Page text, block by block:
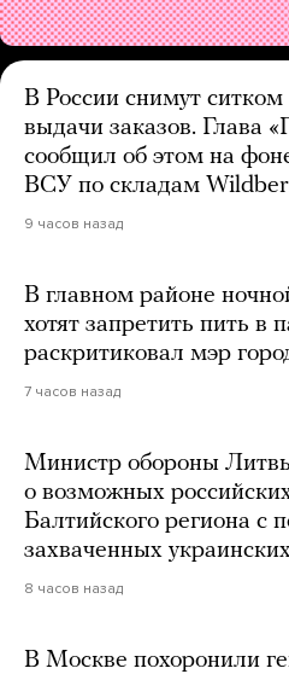
В России снимут
выдачи заказов. Глава
сообщил об этом на
ВСУ по складам
9 часов назад
В главном районе
хотят запретить пить в
раскритиковал мэр
7 часов назад
Министр обороны
о возможных
Балтийского региона с
захваченных
8 часов назад
В Москве похоронили